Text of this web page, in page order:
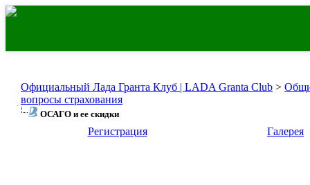
Официальный Лада Гранта Клуб | LADA Granta Club >
вопросы страхования
ОСАГО и ее скидки
Регистрация Галерея